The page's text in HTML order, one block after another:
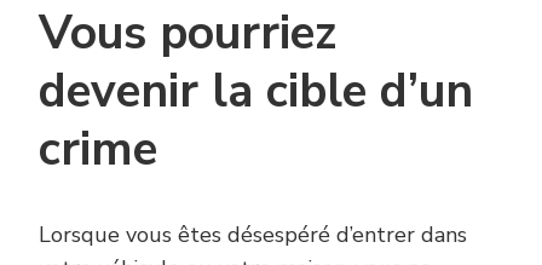
Vous pourriez
devenir la cible d’un
crime
Lorsque vous êtes désespéré d’entrer dans